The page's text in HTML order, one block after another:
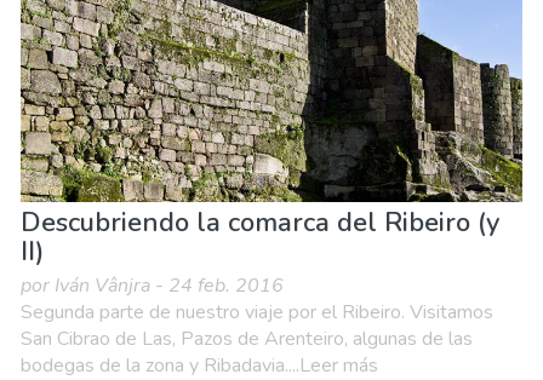
Descubriendo la comarca del Ribeiro (y
II)
por Iván Vânjra - 24 feb. 2016
Segunda parte de nuestro viaje por el Ribeiro. Visitamos
San Cibrao de Las, Pazos de Arenteiro, algunas de las
bodegas de la zona y Ribadavia....Leer más